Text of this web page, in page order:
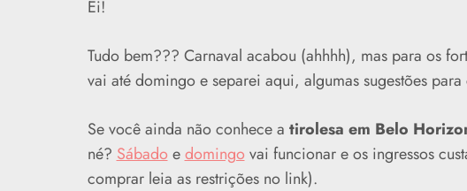
Ei!
Tudo bem??? Carnaval acabou (ahhhh), mas para os
vai até domingo e separei aqui, algumas sugestões
Se você ainda não conhece a tirolesa em Belo
né? Sábado edomingo vai funcionar e os ingressos
comprar leia as restrições no link).